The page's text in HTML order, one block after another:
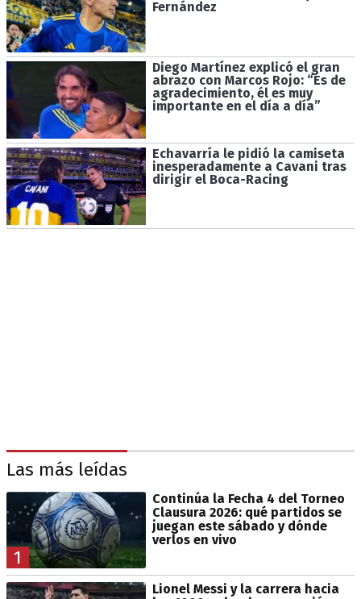
Fernández
Diego Martínez explicó el gran
abrazo con Marcos Rojo: “Es de
agradecimiento, él es muy
importante en el día a día”
Echavarría le pidió la camiseta
inesperadamente a Cavani tras
dirigir el Boca-Racing
Las más leídas
1
Continúa la Fecha 4 del Torneo
Clausura 2026: qué partidos se
juegan este sábado y dónde
verlos en vivo
Lionel Messi y la carrera hacia